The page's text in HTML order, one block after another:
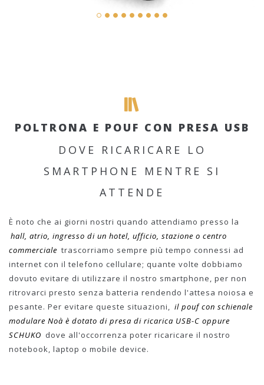
POLTRONA E POUF CON PRESA USB
DOVE RICARICARE LO
SMARTPHONE MENTRE SI
ATTENDE
È noto che ai giorni nostri quando attendiamo presso la
hall, atrio, ingresso di un hotel, ufficio, stazione o centro
commerciale trascorriamo sempre più tempo connessi ad
internet con il telefono cellulare; quante volte dobbiamo
dovuto evitare di utilizzare il nostro smartphone, per non
ritrovarci presto senza batteria rendendo l'attesa noiosa e
pesante. Per evitare queste situazioni,
il pouf con schienale
modulare Noà è dotato di presa di ricarica USB-C oppure
SCHUKO dove all'occorrenza poter ricaricare il nostro
notebook, laptop o mobile device.